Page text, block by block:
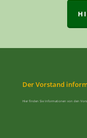
Der Vorstand
Hier finden Sie Informationen von den